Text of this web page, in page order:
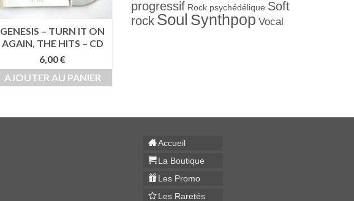
GENESIS – TURN IT ON
AGAIN, THE HITS – CD
6,00€
AJOUTER AU PANIER
GENESIS – ABACAB –
progressif Rock psychédélique Soft
rock Soul Synthpop Vocal
Accueil
La Boutique
Les Promo
Les Raretés